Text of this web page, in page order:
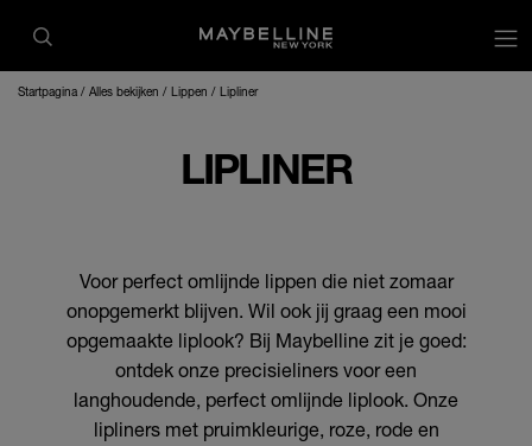
Startpagina Alles bekijken Lippen Lipliner
LIPLINER
Voor perfect omlijnde lippen die niet zomaar
onopgemerkt blijven. Wil ook jij graag een mooi
opgemaakte liplook? Bij Maybelline zit je goed:
ontdek onze precisieliners voor een
langhoudende, perfect omlijnde liplook. Onze
lipliners met pruimkleurige, roze, rode en